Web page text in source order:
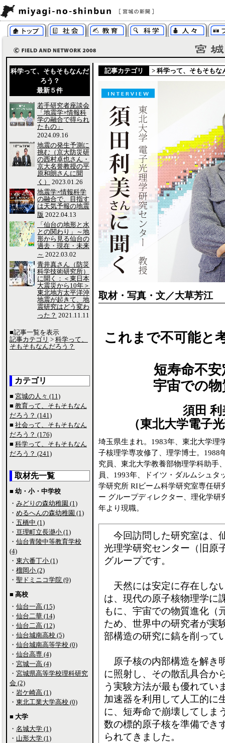
記事カテゴリ > 科学って、そもそもな
取材・写真・文／大草芳江
これまで不可能と
短寿命不
宇宙での
須田
（東北大学電子
埼玉県生まれ。1983年、東北大学理
子核理学専攻修了、理学博士。1988
究員、東北大学教養部物理学科助手
員、1993年、ドイツ・ダルムシュ
学研究所 RIビーム科学研究室専任研
ー グループディレクター、理化学
年より現職。
今回訪問した研究室は、
光理学研究センター（旧原
グループです。
天然には安定に存在しな
は、現代の原子核物理学に
もに、宇宙での物質進化（
ため、世界中の研究者が実
部構造の研究に鎬を削って
原子核の内部構造を解き
に照射し、その散乱具合か
う実験方法が最も優れてい
加速器を利用して人工的に
に、短寿命で崩壊してしま
数の標的原子核を準備でき
られてきました。
科学って、そもそもなんだ
ろう？
最新５件
若手研究者座談会
「地震学×情報科
学の融合で得られ
たもの」
2024.09.16
地震の発生予測に
挑む（京大防災研
の西村卓也さん・
京大名誉教授の平
原和朗さんに聞
く）
2023.01.26
地震学×情報科学
の融合で、目指す
は天気予報の地震
版 2022.04.13
「仙台の地形と水
との関わり」～地
形から見る仙台の
過去・現在・未来
～ 2022.03.02
青井真さん（防災
科学技術研究所）
に聞く：＜東日本
大震災から10年＞
東北地方太平洋沖
地震が起きて、地
震研究はどう変わ
った？ 2021.11.11
■記事一覧を表示
記事カテゴリ > 科学って、
そもそもなんだろう？
カテゴリ
■ 宮城の人々 (11)
■ 教育って、そもそもなん
だろう？ (141)
■ 社会って、そもそもなん
だろう？ (176)
■ 科学って、そもそもなん
だろう？ (241)
取材先一覧
■ 幼・小・中学校
・ みどりの森幼稚園 (1)
・ めるへんの森幼稚園 (1)
・ 五橋中 (1)
・ 亘理町立長瀞小 (1)
・ 仙台青陵中等教育学校
(4)
・ 東六番丁小 (1)
・ 榴岡小 (2)
・ 聖ドミニコ学院 (9)
■ 高校
・ 仙台一高 (15)
・ 仙台二華 (14)
・ 仙台二高 (12)
・ 仙台城南高校 (5)
・ 仙台城南高等学校 (0)
・ 仙台高専 (4)
・ 宮城一高 (4)
・ 宮城県高等学校理科研究
会 (2)
・ 岩ケ崎高 (1)
・ 東北工業大学高校 (0)
■ 大学
・ 名城大学 (1)
・ 山形大学 (1)